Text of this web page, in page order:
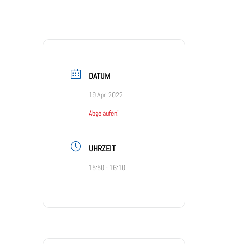
DATUM
19 Apr. 2022
Abgelaufen!
UHRZEIT
15:50 - 16:10